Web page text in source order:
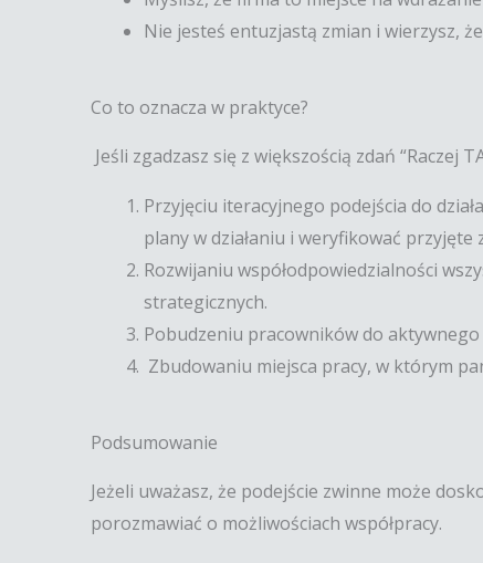
Nie jesteś entuzjastą zmian i wierzysz,
Co to oznacza w praktyce?
Jeśli zgadzasz się z większością zdań “Raczej
Przyjęciu iteracyjnego podejścia do
plany w działaniu i weryfikować przyjęte
Rozwijaniu współodpowiedzialności
strategicznych.
Pobudzeniu pracowników do
Zbudowaniu miejsca pracy, w którym
Podsumowanie
Jeżeli uważasz, że podejście zwinne może
porozmawiać o możliwościach współpracy.